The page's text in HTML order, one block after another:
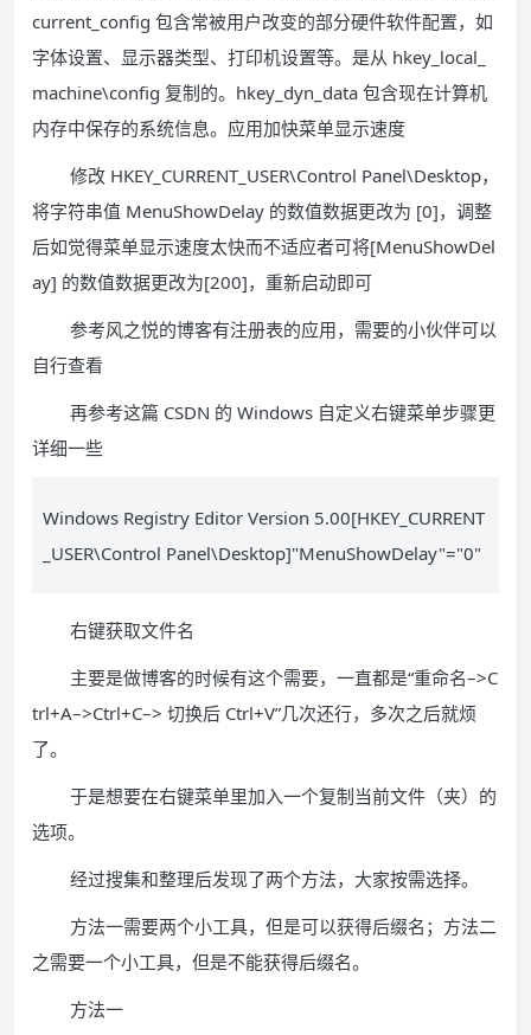
current_config 包含常被用户改变的部分硬件软件配置，如
字体设置、显示器类型、打印机设置等。是从 hkey_local_
machine\config 复制的。hkey_dyn_data 包含现在计算机
内存中保存的系统信息。应用加快菜单显示速度
修改 HKEY_CURRENT_USER\Control Panel\Desktop，
将字符串值 MenuShowDelay 的数值数据更改为 [0]，调整
后如觉得菜单显示速度太快而不适应者可将[MenuShowDel
ay] 的数值数据更改为[200]，重新启动即可
参考风之悦的博客有注册表的应用，需要的小伙伴可以
自行查看
再参考这篇 CSDN 的 Windows 自定义右键菜单步骤更
详细一些
Windows Registry Editor Version 5.00[HKEY_CURRENT
_USER\Control Panel\Desktop]"MenuShowDelay"="0"
右键获取文件名
主要是做博客的时候有这个需要，一直都是“重命名–>C
trl+A–>Ctrl+C–> 切换后 Ctrl+V”几次还行，多次之后就烦
了。
于是想要在右键菜单里加入一个复制当前文件（夹）的
选项。
经过搜集和整理后发现了两个方法，大家按需选择。
方法一需要两个小工具，但是可以获得后缀名；方法二
之需要一个小工具，但是不能获得后缀名。
方法一